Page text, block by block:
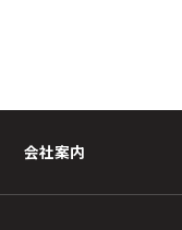
会社案内